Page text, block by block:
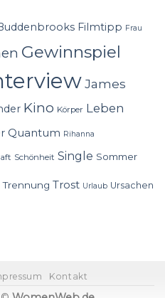
Filmtipp Frau
Gewinnspiel
James
Kino Körper Leben
Quantum Rihanna
Schönheit Single Sommer
Trennung Trost Urlaub Ursachen
Kontakt